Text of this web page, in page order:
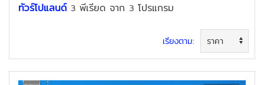
ทัวร์โปแลนด์ 3 พีเรียด จาก 3 โปรแกรม
เรียงตาม: